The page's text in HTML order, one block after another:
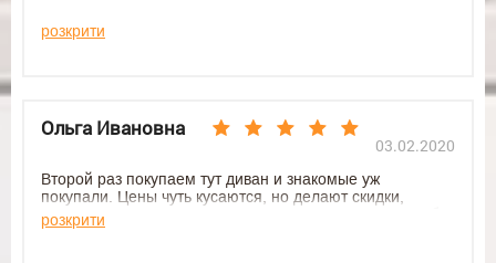
розкрити
Ольга Ивановна
03.02.2020
Второй раз покупаем тут диван и знакомые уж
покупали. Цены чуть кусаются, но делают скидки,
девочки звонят договариваются с директором. Спасибо!
Качество - бомба ракета, процветания вам
розкрити